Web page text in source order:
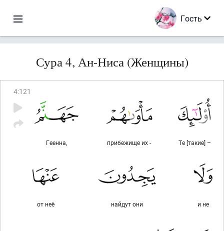
Гость
Сура 4, Ан-Ниса (Женщины)
4:121
Те [такие] –
прибежище их -
Геенна,
и не
найдут они
от неё